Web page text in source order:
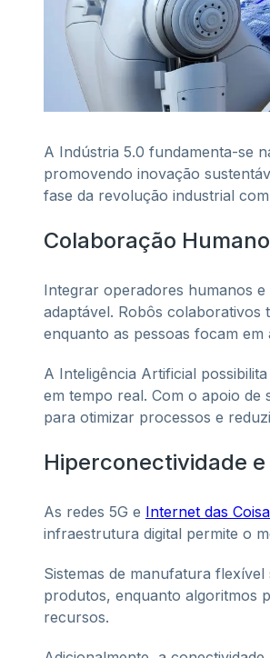
A Indústria 5.0 fundamenta-se
promovendo inovação
fase da revolução industrial
Colaboração
Integrar operadores humanos e
adaptável. Robôs
enquanto as pessoas focam em
A Inteligência Artificial
em tempo real. Com o apoio de
para otimizar processos e
Hiperconectividade
As redes 5G e Internet das
infraestrutura digital permite o
Sistemas de manufatura
produtos, enquanto algoritmos
recursos.